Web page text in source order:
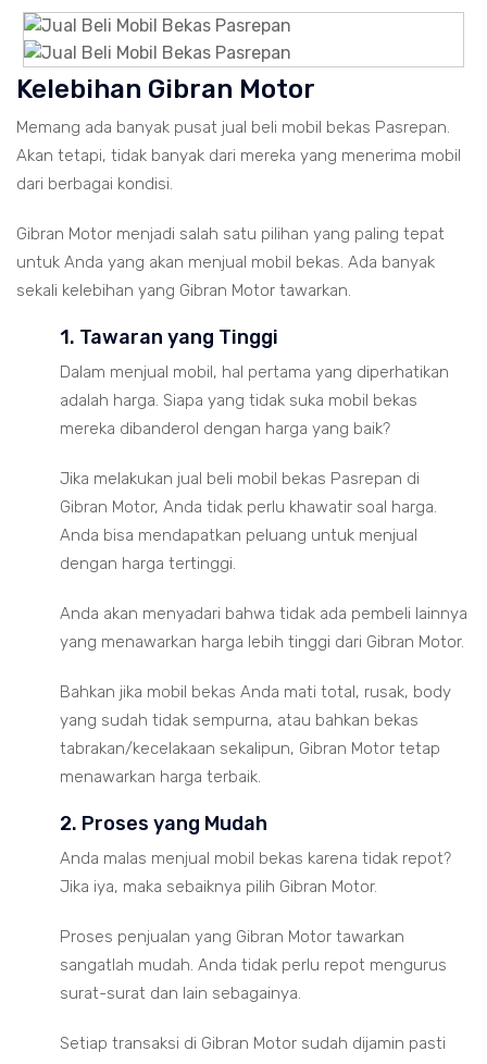
Kelebihan Gibran Motor
Memang ada banyak pusat jual beli mobil bekas Pasrepan.
Akan tetapi, tidak banyak dari mereka yang menerima mobil
dari berbagai kondisi.
Gibran Motor menjadi salah satu pilihan yang paling tepat
untuk Anda yang akan menjual mobil bekas. Ada banyak
sekali kelebihan yang Gibran Motor tawarkan.
1. Tawaran yang Tinggi
Dalam menjual mobil, hal pertama yang diperhatikan
adalah harga. Siapa yang tidak suka mobil bekas
mereka dibanderol dengan harga yang baik?
Jika melakukan jual beli mobil bekas Pasrepan di
Gibran Motor, Anda tidak perlu khawatir soal harga.
Anda bisa mendapatkan peluang untuk menjual
dengan harga tertinggi.
Anda akan menyadari bahwa tidak ada pembeli lainnya
yang menawarkan harga lebih tinggi dari Gibran Motor.
Bahkan jika mobil bekas Anda mati total, rusak, body
yang sudah tidak sempurna, atau bahkan bekas
tabrakan/kecelakaan sekalipun, Gibran Motor tetap
menawarkan harga terbaik.
2. Proses yang Mudah
Anda malas menjual mobil bekas karena tidak repot?
Jika iya, maka sebaiknya pilih Gibran Motor.
Proses penjualan yang Gibran Motor tawarkan
sangatlah mudah. Anda tidak perlu repot mengurus
surat-surat dan lain sebagainya.
Setiap transaksi di Gibran Motor sudah dijamin pasti